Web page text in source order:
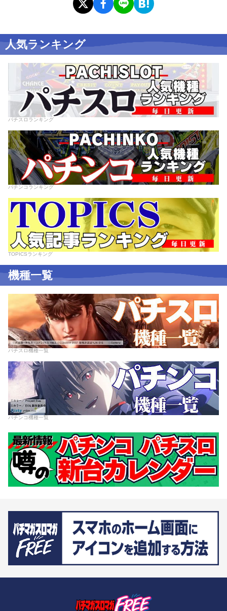
人気ランキング
パチスロランキング
パチンコランキング
TOPICSランキング
機種一覧
パチスロ機種一覧
パチンコ機種一覧